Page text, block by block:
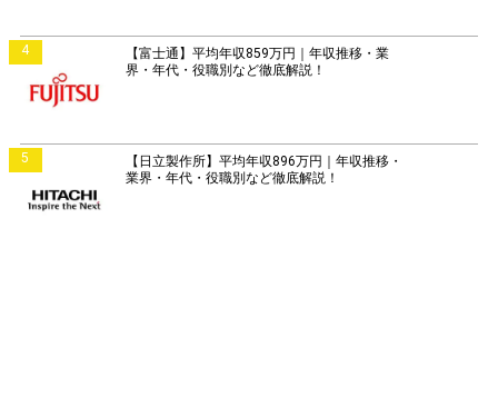
4
【富士通】平均年収859万円｜年収推移・業
界・年代・役職別など徹底解説！
5
【日立製作所】平均年収896万円｜年収推移・
業界・年代・役職別など徹底解説！